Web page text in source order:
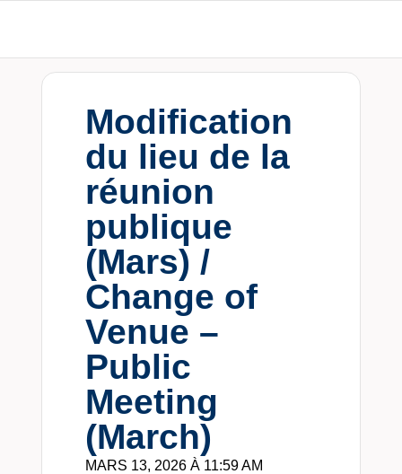
Modification
du lieu de la
réunion
publique
(Mars) /
Change of
Venue –
Public
Meeting
(March)
MARS 13, 2026 À 11:59 AM